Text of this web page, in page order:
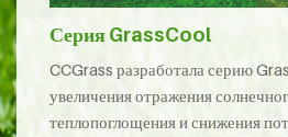
Серия GrassCool
CCGrass разработала серию
увеличения отражения
теплопоглощения и снижения